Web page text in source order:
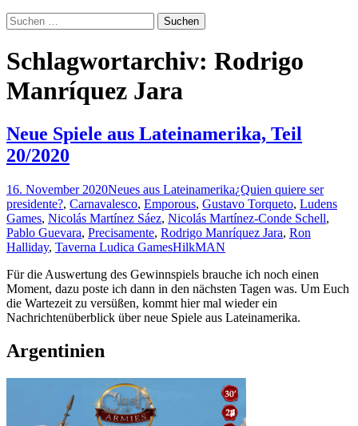
Suchen
nach:
Schlagwortarchiv: Rodrigo
Manríquez Jara
Neue Spiele aus Lateinamerika, Teil
20/2020
16. November 2020Neues aus Lateinamerika¿Quien quiere ser
presidente?, Carnavalesco, Emporous, Gustavo Torqueto, Ludens
Games, Nicolás Martínez Sáez, Nicolás Martínez-Conde Schell,
Pablo Guevara, Precisamente, Rodrigo Manríquez Jara, Ron
Halliday, Taverna Ludica GamesHilkMAN
Für die Auswertung des Gewinnspiels brauche ich noch einen
Moment, dazu poste ich dann in den nächsten Tagen was. Um Euch
die Wartezeit zu versüßen, kommt hier mal wieder ein
Nachrichtenüberblick über neue Spiele aus Lateinamerika.
Argentinien